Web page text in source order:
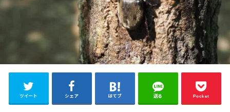
ツイート シェア はてブ 送る Pocket